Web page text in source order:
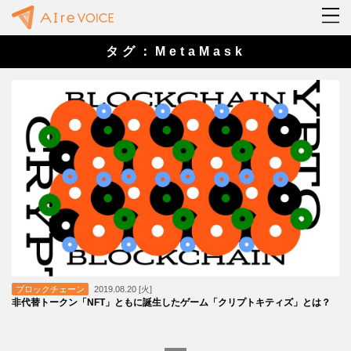
タグ：MetaMask
ブロックチェーン 2019.08.20 [火]
非代替トークン「NFT」ともに誕生したゲーム「クリプトキティズ」とは？